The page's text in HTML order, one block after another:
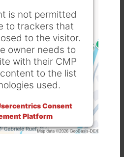
is not permitted
to trackers that
to the visitor.
owner needs to
with their CMP
to the list
used.
Consent
Platform